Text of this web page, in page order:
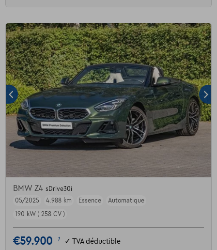
BMW Z4 sDrive30i
05/2025
4.988 km Essence
Automatique
190 kW ( 258 CV )
€59.900 1 ✓ TVA déductible